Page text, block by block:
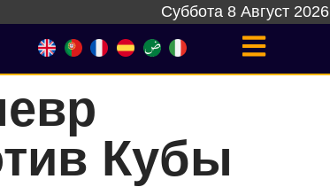
Суббота 8 Август 2026
Кубы